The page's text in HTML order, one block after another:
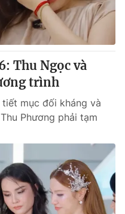
Thu Ngọc và
trình
mục đối kháng và
Phương phải tạm